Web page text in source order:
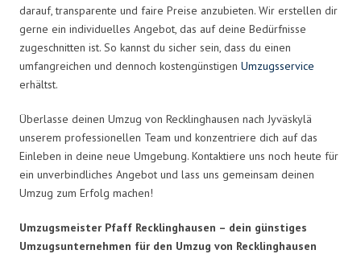
darauf, transparente und faire Preise anzubieten. Wir erstellen dir
gerne ein individuelles Angebot, das auf deine Bedürfnisse
zugeschnitten ist. So kannst du sicher sein, dass du einen
umfangreichen und dennoch kostengünstigen Umzugsservice
erhältst.
Überlasse deinen Umzug von Recklinghausen nach Jyväskylä
unserem professionellen Team und konzentriere dich auf das
Einleben in deine neue Umgebung. Kontaktiere uns noch heute für
ein unverbindliches Angebot und lass uns gemeinsam deinen
Umzug zum Erfolg machen!
Umzugsmeister Pfaff Recklinghausen – dein günstiges
Umzugsunternehmen für den Umzug von Recklinghausen